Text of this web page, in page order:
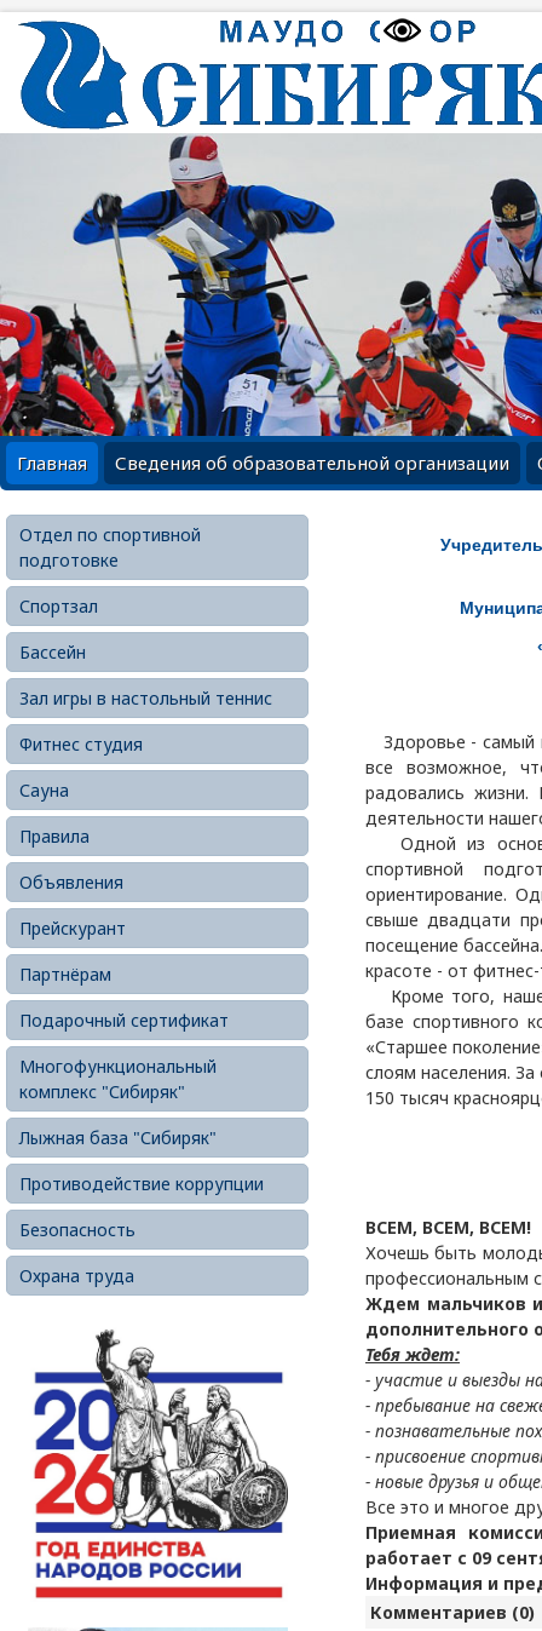
Главная Сведения об образовательной организации
Отдел по спортивной
подготовке
Спортзал
Бассейн
Зал игры в настольный теннис
Фитнес студия
Сауна
Правила
Объявления
Прейскурант
Партнёрам
Подарочный сертификат
Многофункциональный
комплекс "Сибиряк"
Лыжная база "Сибиряк"
Противодействие коррупции
Безопасность
Охрана труда
Здоровье - самый
все возможное,
радовались
деятельности
Одной из
спортивной
ориентирование.
свыше двадцати
посещение
красоте - от
Кроме того, наше
базе спортивного
«Старшее
слоям населения.
150 тысяч
ВСЕМ, ВСЕМ, ВСЕМ!
Хочешь быть
профессиональным
Ждем мальчиков
дополнительного
Тебя ждет:
- участие и выезды
- пребывание на
- познавательные
- присвоение
- новые друзья и
Все это и многое
Приемная
работает с 09
Информация и
Комментариев (0)